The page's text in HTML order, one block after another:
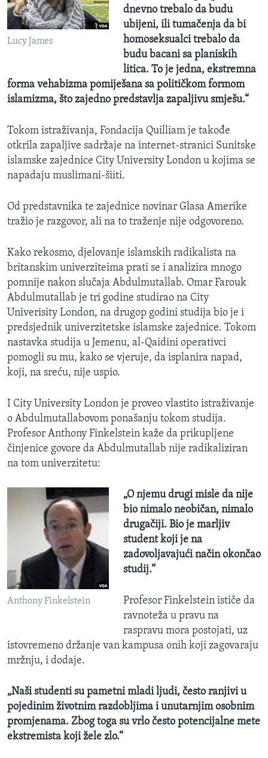
Lucy James
dnevno trebalo da budu
ubijeni, ili tumačenja da bi
homoseksualci trebalo da
budu bacani sa planiskih
litica. To je jedna, ekstremna
forma vehabizma pomiješana sa političkom formom
islamizma, što zajedno predstavlja zapaljivu smješu.“
Tokom istraživanja, Fondacija Quilliam je takođe
otkrila zapaljive sadržaje na internet-stranici Sunitske
islamske zajednice City University London u kojima se
napadaju muslimani-šiiti.
Od predstavnika te zajednice novinar Glasa Amerike
tražio je razgovor, ali na to traženje nije odgovoreno.
Kako rekosmo, djelovanje islamskih radikalista na
britanskim univerziteima prati se i analizira mnogo
pomnije nakon slučaja Abdulmutallab. Omar Farouk
Abdulmutallab je tri godine studirao na City
Univerisity London, na drugop godini studija bio je i
predsjednik univerzitetske islamske zajednice. Tokom
nastavka studija u Jemenu, al-Qaidini operativci
pomogli su mu, kako se vjeruje, da isplanira napad,
koji, na sreću, nije uspio.
I City University London je proveo vlastito istraživanje
o Abdulmutallabovom ponašanju tokom studija.
Profesor Anthony Finkelstein kaže da prikupljene
činjenice govore da Abdulmutallab nije radikaliziran
na tom univerzitetu:
Anthony Finkelstein
„O njemu drugi misle da nije
bio nimalo neobičan, nimalo
drugačiji. Bio je marljiv
student koji je na
zadovoljavajući način okončao
studij.“
Profesor Finkelstein ističe da
ravnoteža u pravu na
raspravu mora postojati, uz
istovremeno držanje van kampusa onih koji zagovaraju
mržnju, i dodaje.
„Naši studenti su pametni mladi ljudi, često ranjivi u
pojedinim životnim razdobljima i unutarnjim osobnim
promjenama. Zbog toga su vrlo često potencijalne mete
ekstremista koji žele zlo.“